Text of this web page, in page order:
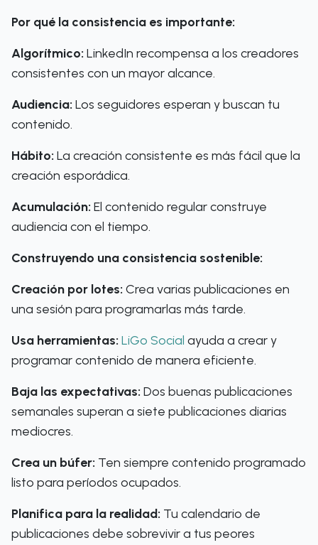
Por qué la consistencia es importante:
Algorítmico: LinkedIn recompensa a los creadores
consistentes con un mayor alcance.
Audiencia: Los seguidores esperan y buscan tu
contenido.
Hábito: La creación consistente es más fácil que la
creación esporádica.
Acumulación: El contenido regular construye
audiencia con el tiempo.
Construyendo una consistencia sostenible:
Creación por lotes: Crea varias publicaciones en
una sesión para programarlas más tarde.
Usa herramientas: LiGo Social ayuda a crear y
programar contenido de manera eficiente.
Baja las expectativas: Dos buenas publicaciones
semanales superan a siete publicaciones diarias
mediocres.
Crea un búfer: Ten siempre contenido programado
listo para períodos ocupados.
Planifica para la realidad: Tu calendario de
publicaciones debe sobrevivir a tus peores